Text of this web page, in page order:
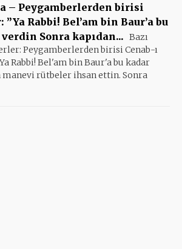
– Peygamberlerden birisi
”Ya Rabbi! Bel’am bin Baur’a bu
Sonra kapıdan... Bazı
Peygamberlerden birisi Cenab-ı
Rabbi! Bel'am bin Baur'a bu kadar
rütbeler ihsan ettin. Sonra